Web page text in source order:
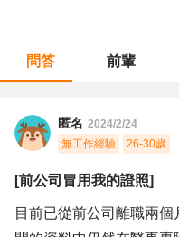
問答 前輩
匿名 2024/2/24
無工作經驗
26-30歲
[前公司冒用我的證照]
目前已從前公司離職兩